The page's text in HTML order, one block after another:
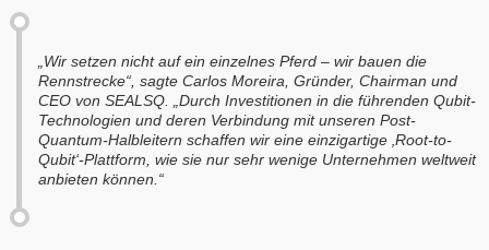
„Wir setzen nicht auf ein einzelnes Pferd – wir bauen die
Rennstrecke“, sagte Carlos Moreira, Gründer, Chairman und
CEO von SEALSQ. „Durch Investitionen in die führenden Qubit-
Technologien und deren Verbindung mit unseren Post-
Quantum-Halbleitern schaffen wir eine einzigartige ‚Root-to-
Qubit‘-Plattform, wie sie nur sehr wenige Unternehmen weltweit
anbieten können.“